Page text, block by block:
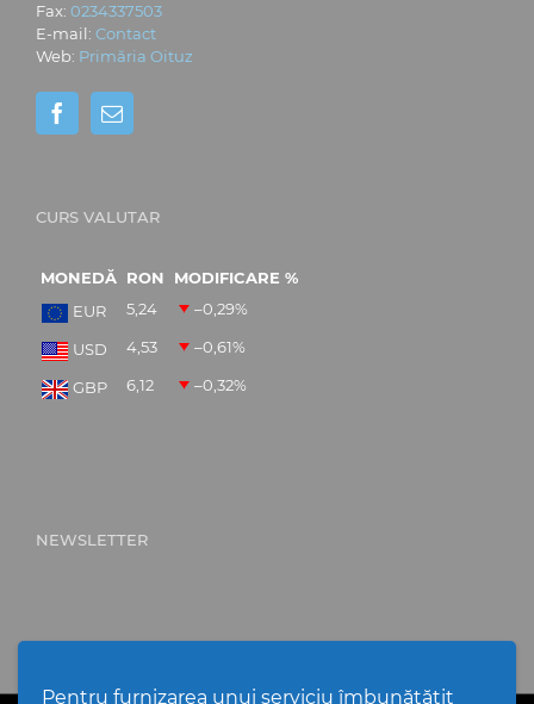
Pentru furnizarea unui serviciu îmbunătățit
Fax: 0234337503
E-mail: Contact
Web: Primăria Oituz
CURS VALUTAR
MONEDĂ RON
MODIFICARE %
EUR
5,24 –0,29%
USD 4,53 –0,61%
GBP 6,12 –0,32%
NEWSLETTER